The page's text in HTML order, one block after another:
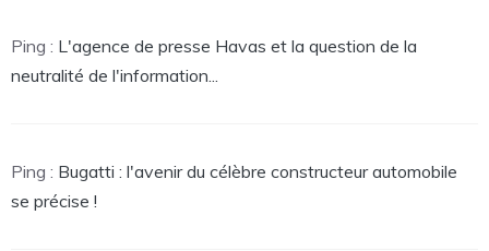
Ping : L'agence de presse Havas et la question de la
neutralité de l'information...
Ping : Bugatti : l'avenir du célèbre constructeur automobile
se précise !